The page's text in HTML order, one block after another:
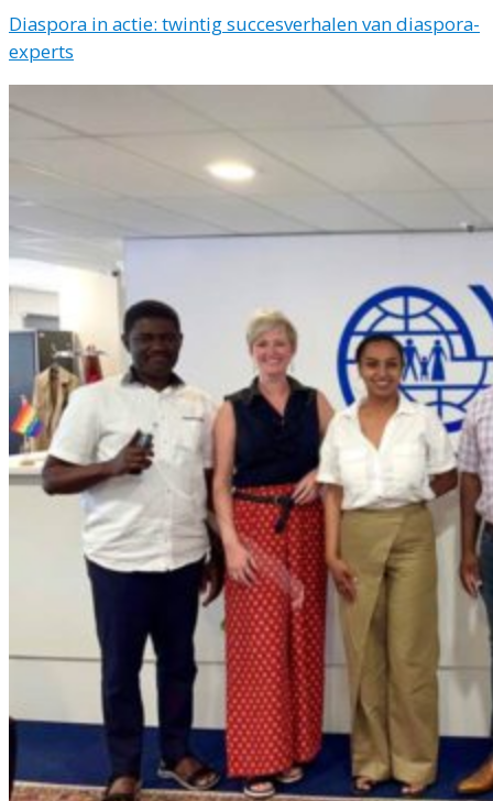
Diaspora in actie: twintig succesverhalen van diaspora-
experts